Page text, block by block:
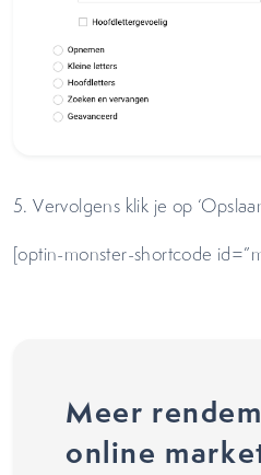
5. Vervolgens klik je op
[optin-monster-shortcode
Meer
online